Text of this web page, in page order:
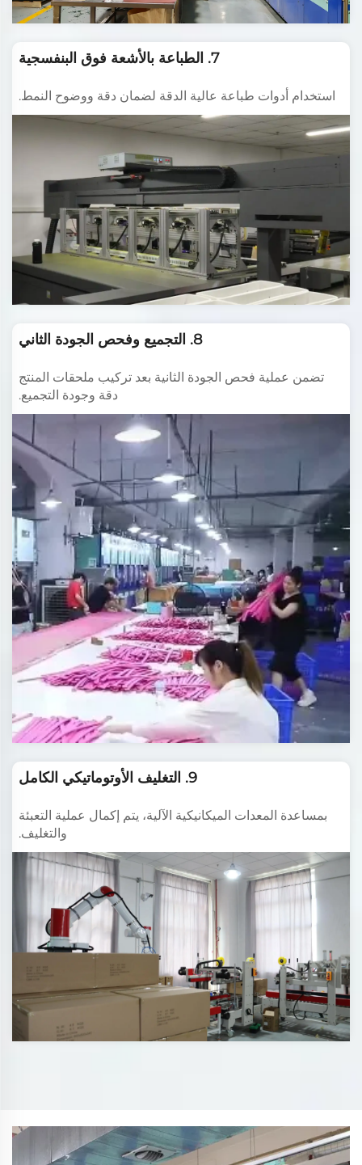
7. الطباعة بالأشعة فوق البنفسجية
استخدام أدوات طباعة عالية الدقة لضمان دقة ووضوح النمط.
8. التجميع وفحص الجودة الثاني
تضمن عملية فحص الجودة الثانية بعد تركيب ملحقات المنتج
دقة وجودة التجميع.
9. التغليف الأوتوماتيكي الكامل
بمساعدة المعدات الميكانيكية الآلية، يتم إكمال عملية التعبئة
والتغليف.